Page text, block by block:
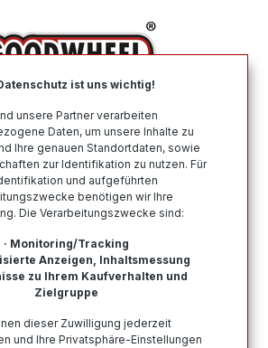
Größe 265 45 R20
ECOCONTACT 7 (MO)
108H (MO) (EVc) XL FR
ist uns wichtig!
unsere Partner verarbeiten
Daten, um unsere Inhalte zu
Ihre genauen Standortdaten, sowie
zur Identifikation zu nutzen. Für
und aufgeführten
benötigen wir Ihre
Die Verarbeitungszwecke sind:
· Monitoring/Tracking
Anzeigen, Inhaltsmessung
zu Ihrem Kaufverhalten und
Zielgruppe
dieser Zuwilligung jederzeit
und Ihre Privatsphäre-Einstellungen